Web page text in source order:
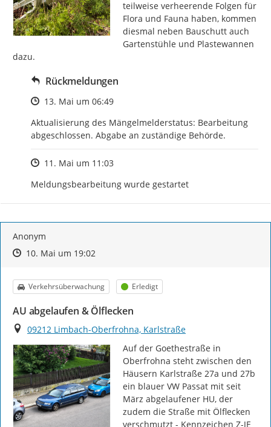
teilweise verheerende Folgen für
Flora und Fauna haben, kommen
diesmal neben Bauschutt auch
Gartenstühle und Plastewannen
dazu.
Rückmeldungen
Zeitpunkt des Erstellens
13. Mai um 06:49
Aktualisierung des Mängelmelderstatus: Bearbeitung
abgeschlossen. Abgabe an zuständige Behörde.
Zeitpunkt des Erstellens
11. Mai um 11:03
Meldungsbearbeitung wurde gestartet
Anonym
Zeitpunkt des Erstellens
Zeitpunkt des Erstellens
10. Mai um 19:02Zur Äußerung
Kategorie
Verkehrsüberwachung Status
Erledigt
AU abgelaufen & Ölflecken
Ort
09212 Limbach-Oberfrohna, Karlstraße
Auf der Goethestraße in
Oberfrohna steht zwischen den
Häusern Karlstraße 27a und 27b
ein blauer VW Passat mit seit
März abgelaufener HU, der
zudem die Straße mit Ölflecken
verschmutzt - Kennzeichen Z-JE